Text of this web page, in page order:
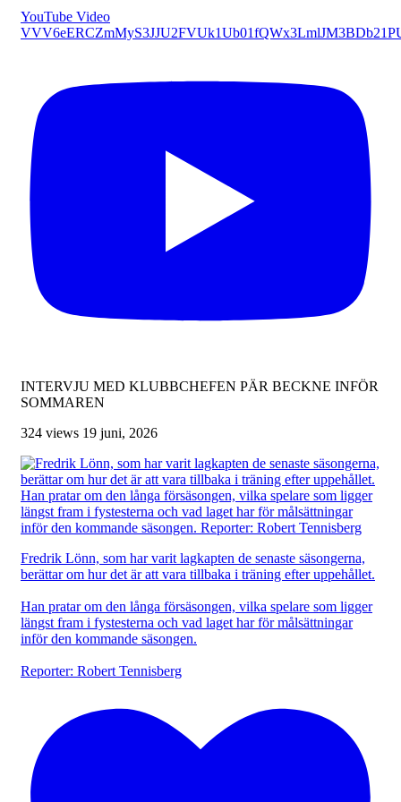
YouTube Video
INTERVJU MED KLUBBCHEFEN PÄR BECKNE INFÖR
SOMMAREN
324 views 19 juni, 2026
Fredrik Lönn, som har varit lagkapten de senaste säsongerna,
berättar om hur det är att vara tillbaka i träning efter uppehållet.
Han pratar om den långa försäsongen, vilka spelare som ligger
längst fram i fystesterna och vad laget har för målsättningar
inför den kommande säsongen.
Reporter: Robert Tennisberg